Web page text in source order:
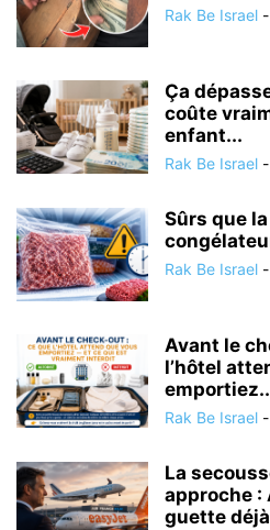
Rak Be Israel -
Ça
coûte
enfant...
Rak Be Israel -
Sûrs que
Rak Be Israel -
Avant le
l’hôtel
Rak Be Israel -
La
approche :
guette